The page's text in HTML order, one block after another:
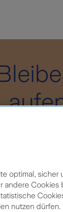
Jetzt
optimal,
nutzen